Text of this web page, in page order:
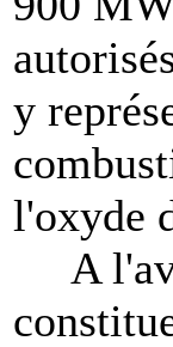
y
l'oxyde
A